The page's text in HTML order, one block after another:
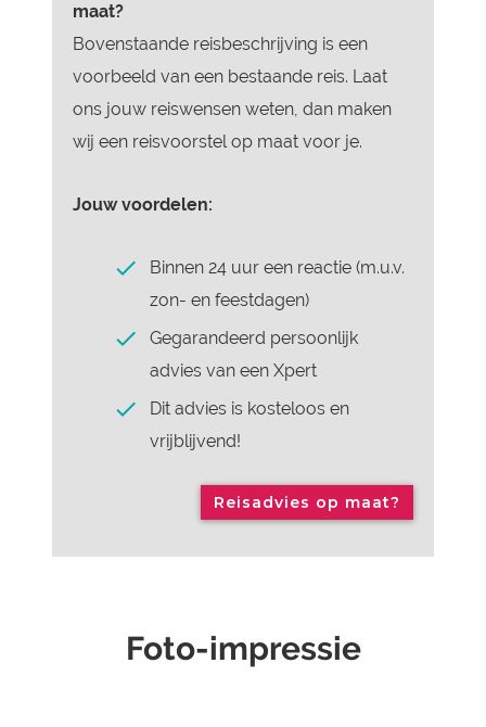
maat?
Bovenstaande reisbeschrijving is een
voorbeeld van een bestaande reis. Laat
ons jouw reiswensen weten, dan maken
wij een reisvoorstel op maat voor je.
Jouw voordelen:
Binnen 24 uur een reactie (m.u.v.
zon- en feestdagen)
Gegarandeerd persoonlijk
advies van een Xpert
Dit advies is kosteloos en
vrijblijvend!
Reisadvies op maat?
Foto-impressie